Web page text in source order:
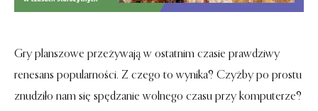
Gry planszowe przeżywają w ostatnim czasie prawdziwy
renesans popularności. Z czego to wynika? Czyżby po prostu
znudziło nam się spędzanie wolnego czasu przy komputerze?